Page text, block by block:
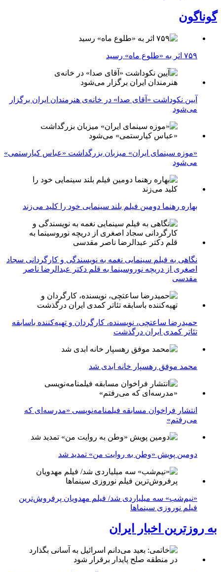
گوناگون
۷۵۹ اثر به «طلوع ماه» رسید
آیین نکوداشت «آقای صدا» در خانه‌ی هنرمندان ایران برگزار
می‌شود
«موزه سینمای ایران» میزبان بزرگداشت «عباس کیارستمی»
می‌شود
بهاره رهنما دومین فیلم بلند سینمایی خود را کلید می‌زند
نگاهی به فیلم سینمایی نغمه به نویسندگی و کارگردانی سجاد
اصغری از دریچه نوروسینما به قلم دکتر عبدالرضا ناصر
مقدسی
حمیدرضا ساعتچی، نویسنده، کارگردان و تهیه‌کننده باسابقه
تئاتر کمدی ایران درگذشت
محمد موفق رهسپار خانه ابدی شد
انتشار فراخوان مسابقه فیلمنامه‌نویسی «مدرسه‌ای که
می‌رفتم»
دومین پویش «وطن به روایت من» تمدید شد
«نیم‌شب» سه میلیاردی شد/ فیلم مهدویان پرفروش‌ترین
فیلم نوروزی سینماها
به روزترین اخبار ایران